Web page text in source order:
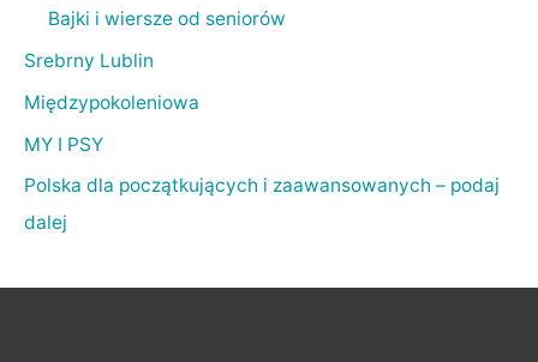
Bajki i wiersze od seniorów
Srebrny Lublin
Międzypokoleniowa
MY I PSY
Polska dla początkujących i zaawansowanych – podaj
dalej